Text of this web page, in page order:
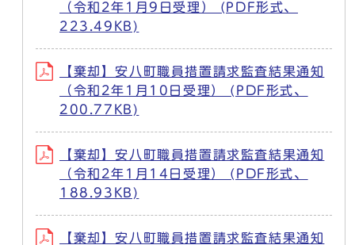
（令和2年1月9日受理） (PDF形式、
223.49KB)
【棄却】安八町職員措置請求監査結果通知
（令和2年1月10日受理） (PDF形式、
200.77KB)
【棄却】安八町職員措置請求監査結果通知
（令和2年1月14日受理） (PDF形式、
188.93KB)
【棄却】安八町職員措置請求監査結果通知